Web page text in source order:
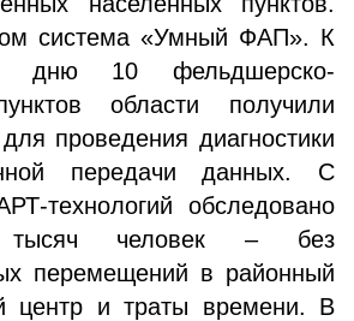
система «Умный ФАП». К
дню 10 фельдшерско-
области получили
проведения диагностики
передачи данных. С
технологий обследовано
человек – без
перемещений в районный
центр и траты времени. В